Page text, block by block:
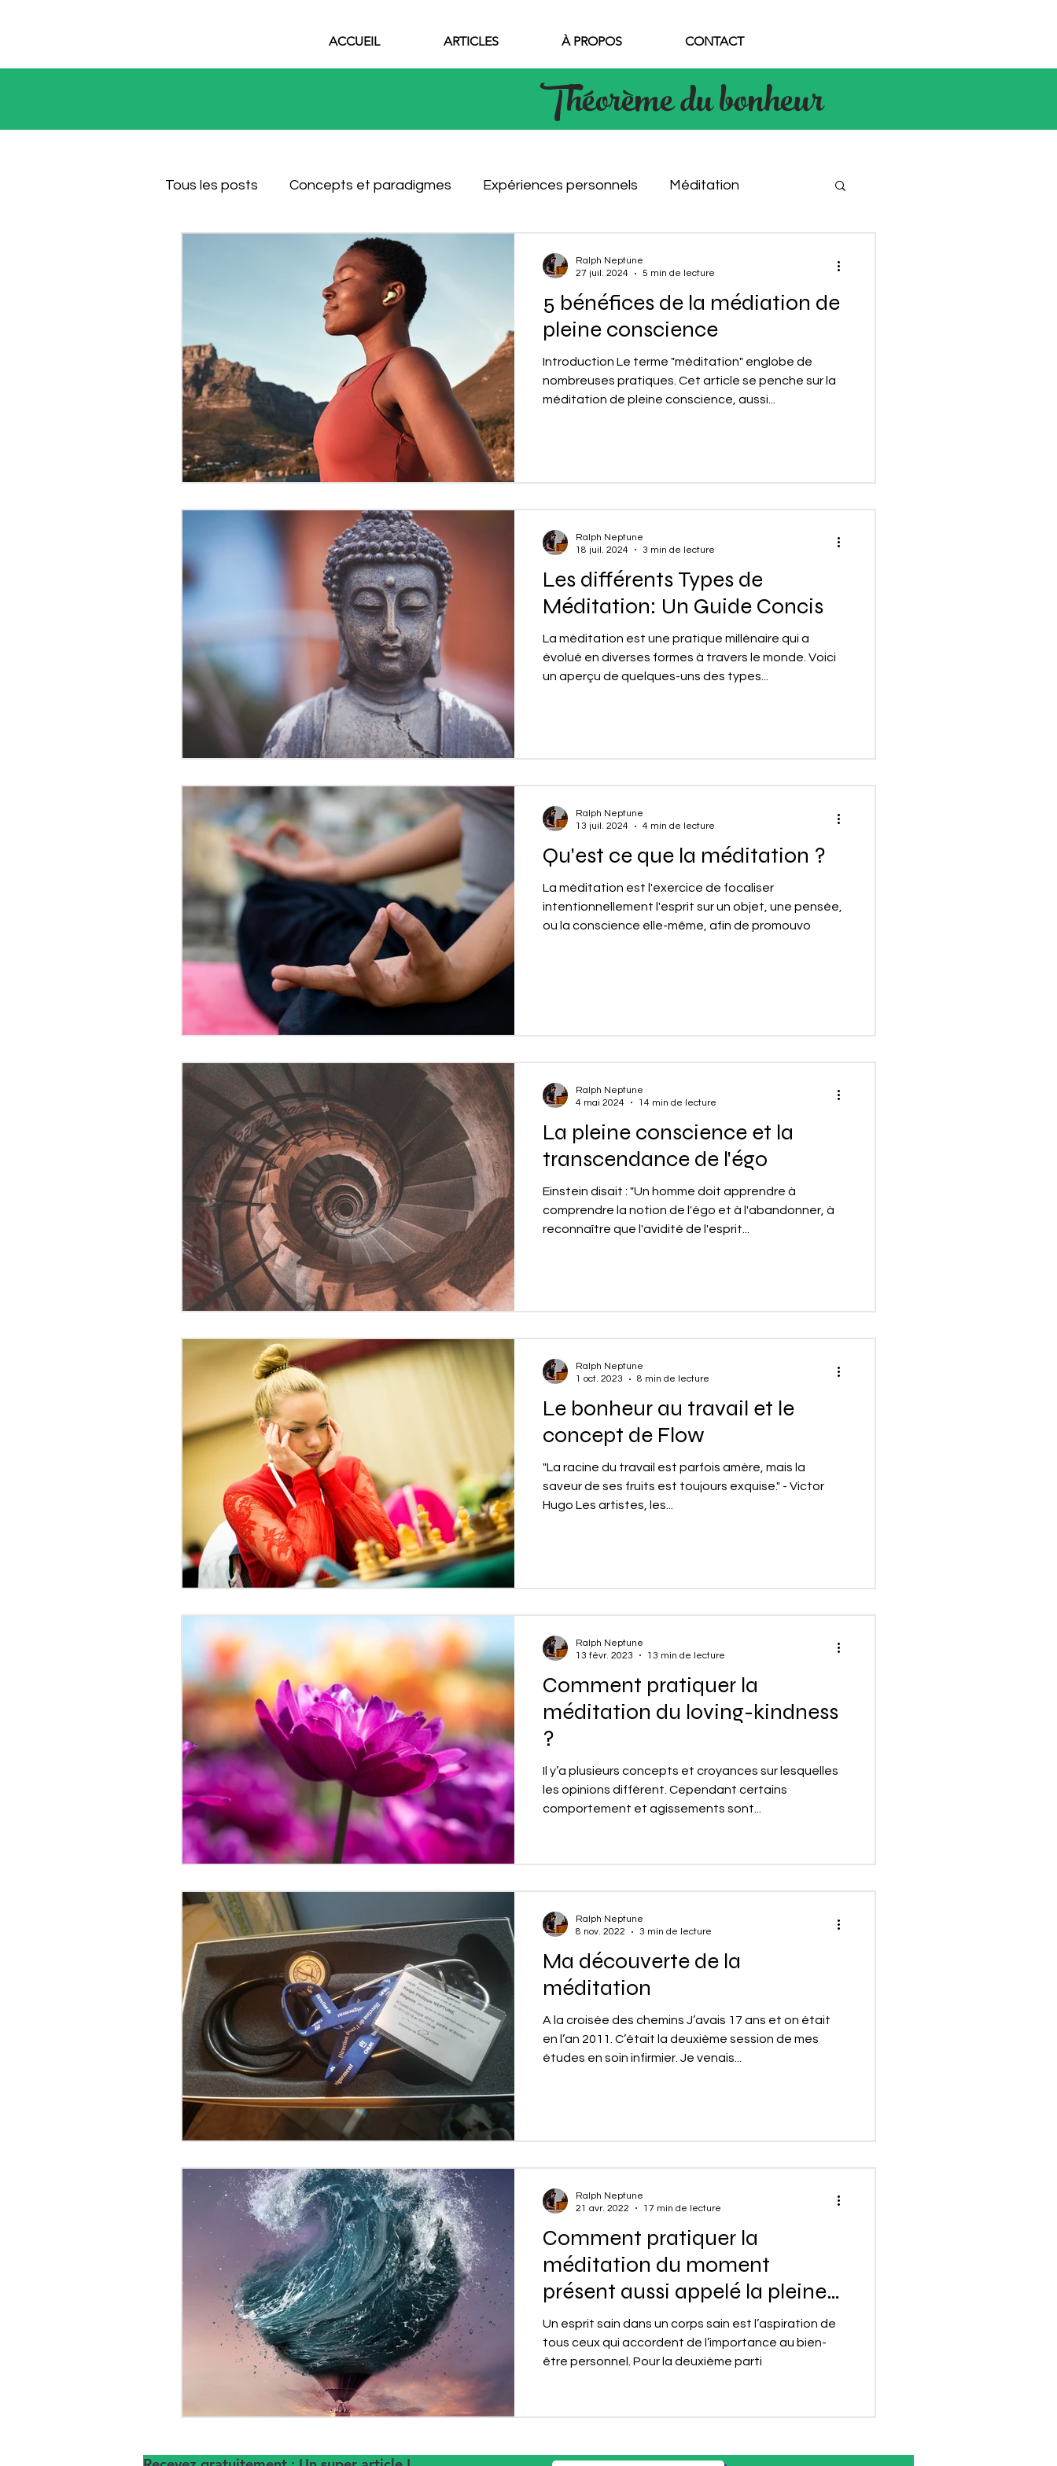
ACCUEIL ARTICLES À PROPOS CONTACT
Théorème du bonheur
Tous les posts Concepts et paradigmes Expériences personnels Méditation
Étude de cas
5 bénéfices de la médiation de
pleine conscience
Introduction Le terme "méditation" englobe de
nombreuses pratiques. Cet article se penche sur la
méditation de pleine conscience, aussi...
Ralph Neptune
27 juil. 2024
5 min de lecture
Les différents Types de
Méditation: Un Guide Concis
La méditation est une pratique millénaire qui a
évolué en diverses formes à travers le monde. Voici
un aperçu de quelques-uns des types...
Ralph Neptune
18 juil. 2024
3 min de lecture
Qu'est ce que la méditation ?
La méditation est l'exercice de focaliser
intentionnellement l'esprit sur un objet, une pensée,
ou la conscience elle-même, afin de promouvo
Ralph Neptune
13 juil. 2024
4 min de lecture
La pleine conscience et la
transcendance de l'égo
Einstein disait : "Un homme doit apprendre à
comprendre la notion de l'égo et à l'abandonner, à
reconnaître que l'avidité de l'esprit...
Ralph Neptune
4 mai 2024
14 min de lecture
Le bonheur au travail et le
concept de Flow
"La racine du travail est parfois amère, mais la
saveur de ses fruits est toujours exquise." - Victor
Hugo Les artistes, les...
Ralph Neptune
1 oct. 2023
8 min de lecture
Comment pratiquer la
méditation du loving-kindness
?
Il y’a plusieurs concepts et croyances sur lesquelles
les opinions diffèrent. Cependant certains
comportement et agissements sont...
Ralph Neptune
13 févr. 2023
13 min de lecture
Ma découverte de la
méditation
A la croisée des chemins J’avais 17 ans et on était
en l’an 2011. C’était la deuxième session de mes
études en soin infirmier. Je venais...
Ralph Neptune
8 nov. 2022
3 min de lecture
Comment pratiquer la
méditation du moment
présent aussi appelé la pleine
conscience ?
Un esprit sain dans un corps sain est l’aspiration de
tous ceux qui accordent de l’importance au bien-
être personnel. Pour la deuxième parti
Ralph Neptune
21 avr. 2022
17 min de lecture